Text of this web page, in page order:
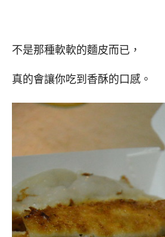
不是那種軟軟的麵皮而已，
真的會讓你吃到香酥的口感。